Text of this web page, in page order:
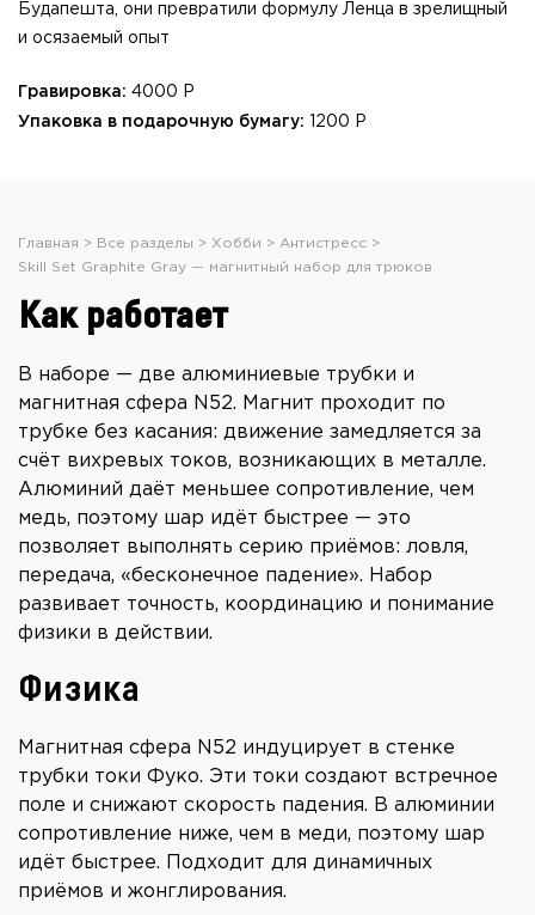
Будапешта, они превратили формулу Ленца в зрелищный
и осязаемый опыт
Гравировка: 4000 Р
Упаковка в подарочную бумагу: 1200 Р
Главная Все разделы Хобби
Антистресс
Skill Set Graphite Gray — магнитный набор для трюков
Как работает
В наборе — две алюминиевые трубки и
магнитная сфера N52. Магнит проходит по
трубке без касания: движение замедляется за
счёт вихревых токов, возникающих в металле.
Алюминий даёт меньшее сопротивление, чем
медь, поэтому шар идёт быстрее — это
позволяет выполнять серию приёмов: ловля,
передача, «бесконечное падение». Набор
развивает точность, координацию и понимание
физики в действии.
Физика
Магнитная сфера N52 индуцирует в стенке
трубки токи Фуко. Эти токи создают встречное
поле и снижают скорость падения. В алюминии
сопротивление ниже, чем в меди, поэтому шар
идёт быстрее. Подходит для динамичных
приёмов и жонглирования.